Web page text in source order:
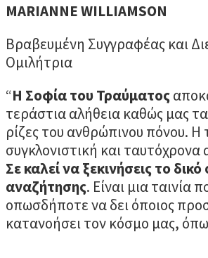
MARIANNE WILLIAMSON
Βραβευμένη Συγγραφέας και
Ομιλήτρια
“Η Σοφία του Τραύματος
τεράστια αλήθεια καθώς μας
ρίζες του ανθρώπινου πόνου. Η
συγκλονιστική και ταυτόχρονα
Σε καλεί να ξεκινήσεις το δικό
αναζήτησης. Είναι μια ταινία
οπωσδήποτε να δει όποιος
κατανοήσει τον κόσμο μας,